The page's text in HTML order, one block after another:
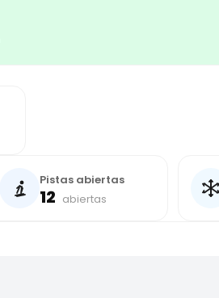
Pistas abiertas
12 abiertas